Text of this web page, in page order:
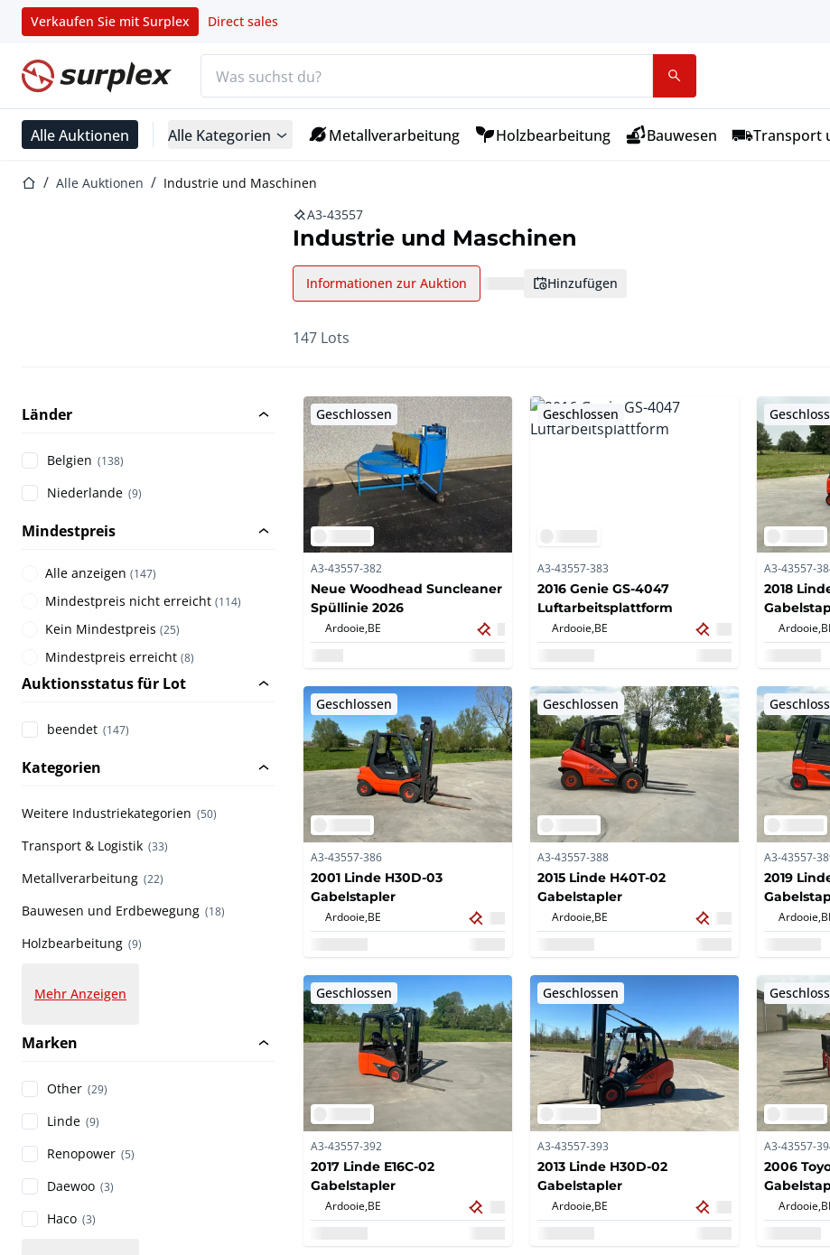
Verkaufen Sie mit Surplex Direct sales
Startseite
Alle Auktionen Alle Kategorien Metallverarbeitung Holzbearbeitung Bauwesen Transport
StartseiteAlle Auktionen
Industrie und Maschinen
A3-43557
Industrie und Maschinen
hinzufügen
Informationen zur Auktion
147 Lots
Länder
Belgien (138)
Niederlande (9)
Mindestpreis
Alle anzeigen (147)
Mindestpreis nicht erreicht (114)
Kein Mindestpreis (25)
Mindestpreis erreicht (8)
Auktionsstatus für Lot
beendet (147)
Kategorien
Weitere Industriekategorien (50)
Transport & Logistik (33)
Metallverarbeitung (22)
Bauwesen und Erdbewegung (18)
Holzbearbeitung (9)
Mehr Anzeigen
Marken
Other (29)
Linde (9)
Renopower (5)
Daewoo (3)
Haco (3)
Geschlossen
A3-43557-382
Neue Woodhead Suncleaner
Spüllinie 2026
Ardooie, BE
Geschlossen
A3-43557-383
2016 Genie GS-4047
Luftarbeitsplattform
Ardooie, BE
A3-43557-
2018
Ardooie,
Geschlossen
A3-43557-386
2001 Linde H30D-03
Gabelstapler
Ardooie, BE
Geschlossen
A3-43557-388
2015 Linde H40T-02
Gabelstapler
Ardooie, BE
A3-43557-
2019
Ardooie,
Geschlossen
A3-43557-392
2017 Linde E16C-02
Gabelstapler
Ardooie, BE
Geschlossen
A3-43557-393
2013 Linde H30D-02
Gabelstapler
Ardooie, BE
A3-43557-
2006
Ardooie,